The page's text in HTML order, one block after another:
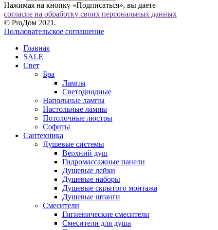
Нажимая на кнопку «Подписаться», вы даете
согласие на обработку своих персональных данных
© ProДом 2021.
Пользовательское соглашение
Главная
SALE
Свет
Бра
Лампы
Светодиодные
Напольные лампы
Настольные лампы
Потолочные люстры
Софиты
Сантехника
Душевые системы
Верхний душ
Гидромассажные панели
Душевые лейки
Душевые наборы
Душевые скрытого монтажа
Душевые штанги
Смесители
Гигиенические смесители
Смесители для душа